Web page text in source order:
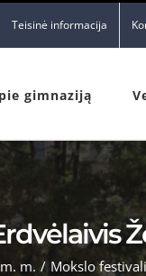
Teisinė informacija
gimnaziją
m. / Mokslo